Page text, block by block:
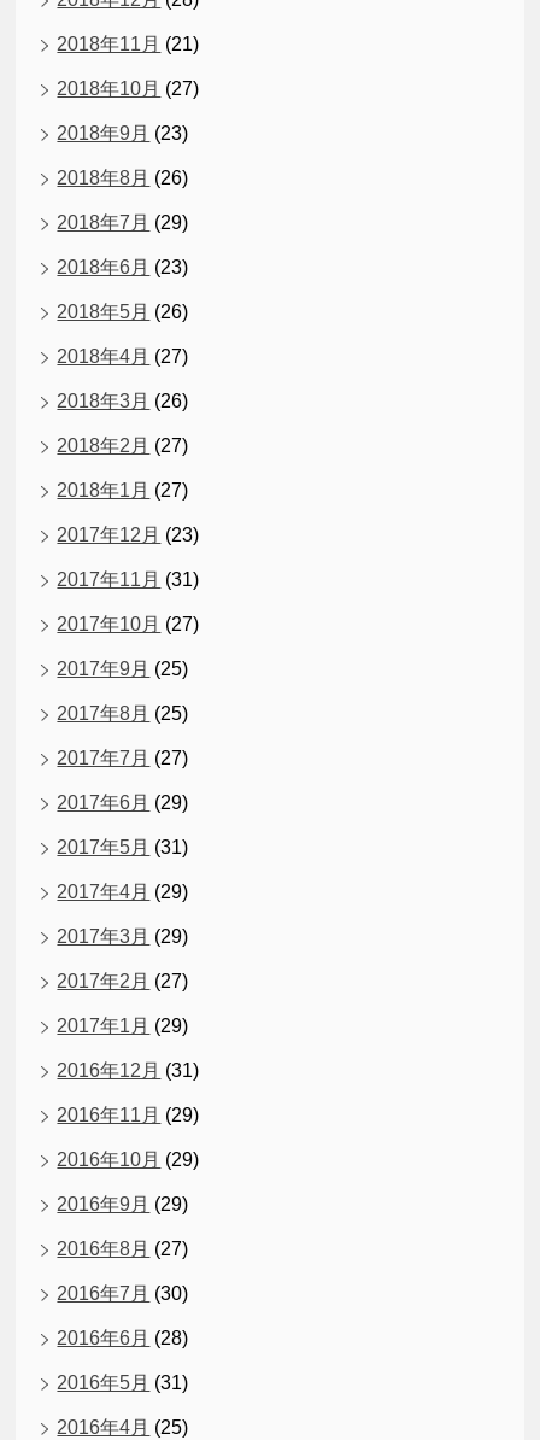
2018年11月 (21)
2018年10月 (27)
2018年9月 (23)
2018年8月 (26)
2018年7月 (29)
2018年6月 (23)
2018年5月 (26)
2018年4月 (27)
2018年3月 (26)
2018年2月 (27)
2018年1月 (27)
2017年12月 (23)
2017年11月 (31)
2017年10月 (27)
2017年9月 (25)
2017年8月 (25)
2017年7月 (27)
2017年6月 (29)
2017年5月 (31)
2017年4月 (29)
2017年3月 (29)
2017年2月 (27)
2017年1月 (29)
2016年12月 (31)
2016年11月 (29)
2016年10月 (29)
2016年9月 (29)
2016年8月 (27)
2016年7月 (30)
2016年6月 (28)
2016年5月 (31)
2016年4月 (25)